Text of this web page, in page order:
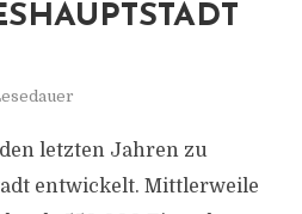
letzten Jahren zu
entwickelt. Mittlerweile